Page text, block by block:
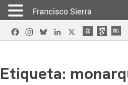
Skip
to
FacebookInstagram
BlueskyLinkedIn
Etiqueta: